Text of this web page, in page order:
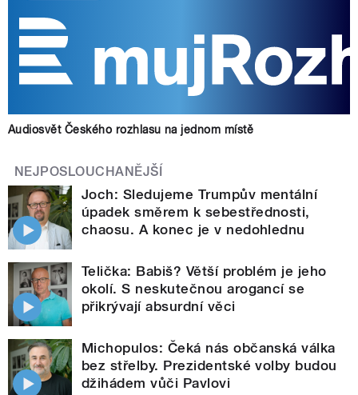
Audiosvět Českého rozhlasu na jednom místě
NEJPOSLOUCHANĚJŠÍ
Joch: Sledujeme Trumpův mentální
úpadek směrem k sebestřednosti,
chaosu. A konec je v nedohlednu
Telička: Babiš? Větší problém je jeho
okolí. S neskutečnou arogancí se
přikrývají absurdní věci
Michopulos: Čeká nás občanská válka
bez střelby. Prezidentské volby budou
džihádem vůči Pavlovi